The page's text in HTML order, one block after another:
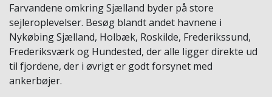
Farvandene omkring Sjælland byder på store
sejleroplevelser. Besøg blandt andet havnene i
Nykøbing Sjælland, Holbæk, Roskilde, Frederikssund,
Frederiksværk og Hundested, der alle ligger direkte ud
til fjordene, der i øvrigt er godt forsynet med
ankerbøjer.